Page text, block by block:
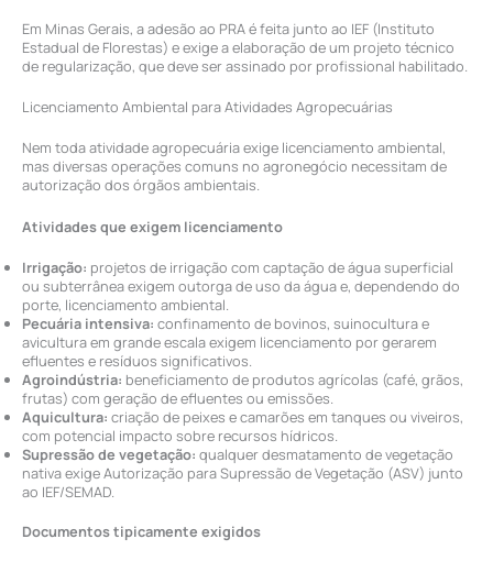
Em Minas Gerais, a adesão ao PRA é feita junto ao IEF (Instituto
Estadual de Florestas) e exige a elaboração de um projeto técnico
de regularização, que deve ser assinado por profissional habilitado.
Licenciamento Ambiental para Atividades Agropecuárias
Nem toda atividade agropecuária exige licenciamento ambiental,
mas diversas operações comuns no agronegócio necessitam de
autorização dos órgãos ambientais.
Atividades que exigem licenciamento
Irrigação: projetos de irrigação com captação de água superficial
ou subterrânea exigem outorga de uso da água e, dependendo do
porte, licenciamento ambiental.
Pecuária intensiva: confinamento de bovinos, suinocultura e
avicultura em grande escala exigem licenciamento por gerarem
efluentes e resíduos significativos.
Agroindústria: beneficiamento de produtos agrícolas (café, grãos,
frutas) com geração de efluentes ou emissões.
Aquicultura: criação de peixes e camarões em tanques ou viveiros,
com potencial impacto sobre recursos hídricos.
Supressão de vegetação: qualquer desmatamento de vegetação
nativa exige Autorização para Supressão de Vegetação (ASV) junto
ao IEF/SEMAD.
Documentos tipicamente exigidos